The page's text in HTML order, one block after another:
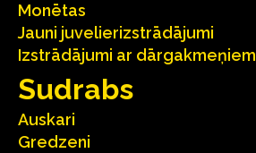
Monētas
Jauni juvelierizstrādājumi
Izstrādājumi ar dārgakmeņiem
Sudrabs
Auskari
Gredzeni